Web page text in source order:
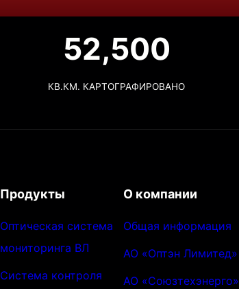
52,500
КВ.КМ. КАРТОГРАФИРОВАНО
Продукты
Оптическая система
мониторинга ВЛ
Система контроля
О компании
Общая информация
АО «Оптэн Лимитед»
АО «Союзтехэнерго»